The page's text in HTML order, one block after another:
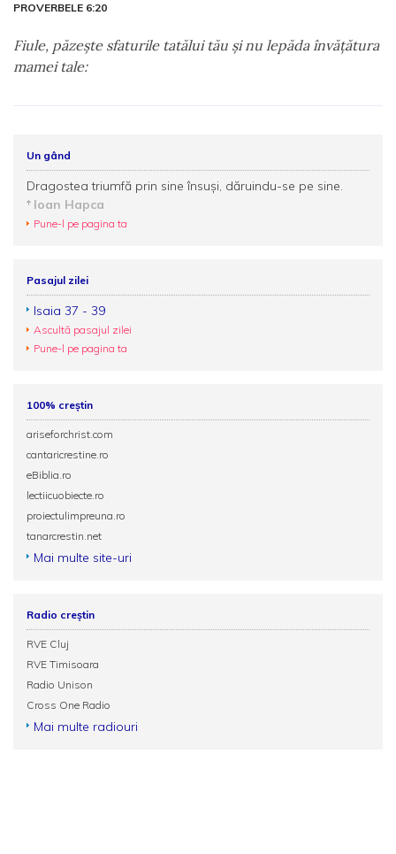
PROVERBELE 6:20
Fiule, păzeşte sfaturile tatălui tău şi nu lepăda învăţătura
mamei tale:
Un gând
Dragostea triumfă prin sine însuși, dăruindu-se pe sine.
Ioan Hapca
Pune-l pe pagina ta
Pasajul zilei
Isaia 37 - 39
Ascultă pasajul zilei
Pune-l pe pagina ta
100% creștin
ariseforchrist.com
cantaricrestine.ro
eBiblia.ro
lectiicuobiecte.ro
proiectulimpreuna.ro
tanarcrestin.net
Mai multe site-uri
Radio creștin
RVE Cluj
RVE Timisoara
Radio Unison
Cross One Radio
Mai multe radiouri